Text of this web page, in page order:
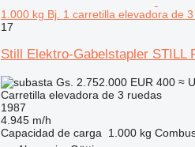
1.000 kg Bj. 1 carretilla elevadora de
17
Still Elektro-Gabelstapler STILL
Gs. 2.752.000 EUR 400 ≈
Carretilla elevadora de 3 ruedas
1987
4.945 m/h
Capacidad de carga
1.000 kg